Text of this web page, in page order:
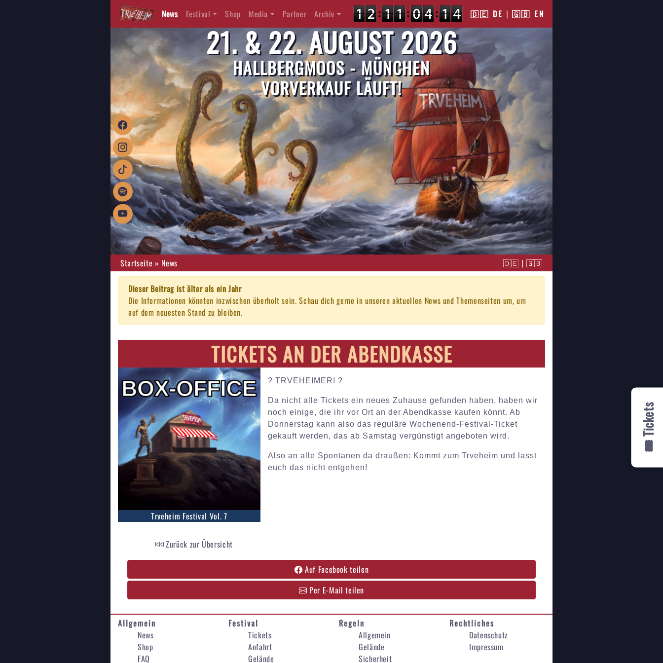
🎟️ Tickets
News Festival Shop Media Partner Archiv 🇩🇪 DE | 🇬🇧 EN
21. & 22. AUGUST 2026
HALLBERGMOOS - MÜNCHEN
VORVERKAUF LÄUFT!
Startseite » News 🇩🇪 | 🇬🇧
Dieser Beitrag ist älter als ein Jahr
Die Informationen könnten inzwischen überholt sein. Schau dich gerne in unseren aktuellen News und Themenseiten um, um
auf dem neuesten Stand zu bleiben.
TICKETS AN DER ABENDKASSE
Trveheim Festival Vol. 7
?️ TRVEHEIMER! ?️
Da nicht alle Tickets ein neues Zuhause gefunden haben, haben wir
noch einige, die ihr vor Ort an der Abendkasse kaufen könnt. Ab
Donnerstag kann also das reguläre Wochenend-Festival-Ticket
gekauft werden, das ab Samstag vergünstigt angeboten wird.
Also an alle Spontanen da draußen: Kommt zum Trveheim und lasst
euch das nicht entgehen!
Zurück zur Übersicht
Auf Facebook teilen
Per E-Mail teilen
Allgemein
News
Shop
FAQ
Festival
Tickets
Anfahrt
Gelände
Regeln
Allgemein
Gelände
Sicherheit
Rechtliches
Datenschutz
Impressum